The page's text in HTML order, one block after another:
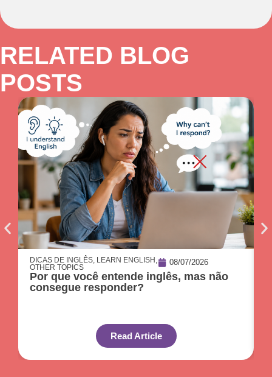
RELATED BLOG
POSTS
DICAS DE INGLÊS, LEARN ENGLISH ,
OTHER TOPICS
08/07/2026
Por que você entende inglês, mas não
consegue responder?
Read Article